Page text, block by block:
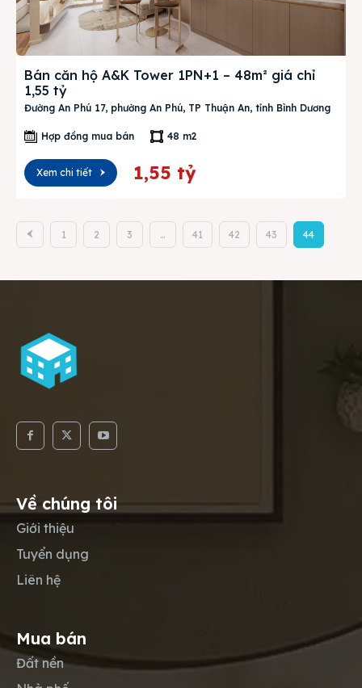
Bán căn hộ A&K Tower 1PN+1 – 48m² giá chỉ
1,55 tỷ
Đường An Phú 17, phường An Phú, TP Thuận An, tỉnh Bình Dương
Hợp đồng mua bán 48 m2
Xem chi tiết 1,55 tỷ
1 2 3 … 41 42 43 44
Về chúng tôi
Giới thiệu
Tuyển dụng
Liên hệ
Mua bán
Đất nền